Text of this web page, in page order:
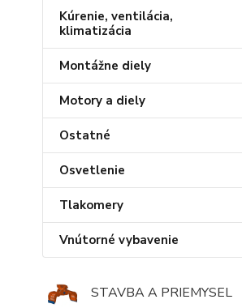
Kúrenie, ventilácia,
klimatizácia
Montážne diely
Motory a diely
Ostatné
Osvetlenie
Tlakomery
Vnútorné vybavenie
STAVBA A PRIEMYSEL